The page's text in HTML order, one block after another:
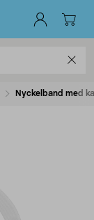
Nyckelband med